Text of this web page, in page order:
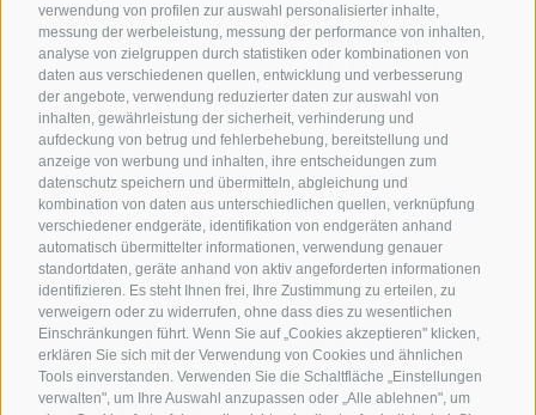
verwendung von profilen zur auswahl personalisierter inhalte,
messung der werbeleistung, messung der performance von inhalten,
analyse von zielgruppen durch statistiken oder kombinationen von
daten aus verschiedenen quellen, entwicklung und verbesserung
der angebote, verwendung reduzierter daten zur auswahl von
inhalten, gewährleistung der sicherheit, verhinderung und
aufdeckung von betrug und fehlerbehebung, bereitstellung und
anzeige von werbung und inhalten, ihre entscheidungen zum
datenschutz speichern und übermitteln, abgleichung und
kombination von daten aus unterschiedlichen quellen, verknüpfung
verschiedener endgeräte, identifikation von endgeräten anhand
automatisch übermittelter informationen, verwendung genauer
standortdaten, geräte anhand von aktiv angeforderten informationen
identifizieren. Es steht Ihnen frei, Ihre Zustimmung zu erteilen, zu
verweigern oder zu widerrufen, ohne dass dies zu wesentlichen
Einschränkungen führt. Wenn Sie auf „Cookies akzeptieren" klicken,
erklären Sie sich mit der Verwendung von Cookies und ähnlichen
Tools einverstanden. Verwenden Sie die Schaltfläche „Einstellungen
verwalten", um Ihre Auswahl anzupassen oder „Alle ablehnen", um
ADRESSE
Feldweg 2
I-39050 St. Pauls / Eppan
Tel+39 0471 662299
SERVICE
Wetter
Newsletter
Angebote
Preise